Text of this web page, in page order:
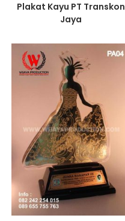
Plakat Kayu PT Transkon
Jaya